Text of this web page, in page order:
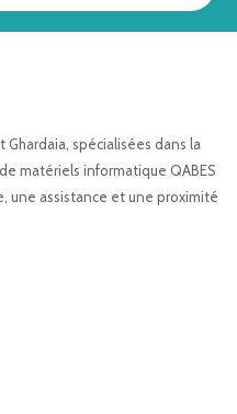
spécialisées dans la
matériels informatique QABES
une assistance et une proximité